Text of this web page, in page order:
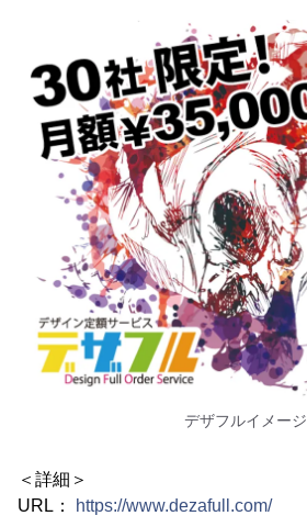
デザフルイメージ
＜詳細＞
URL：
https://www.dezafull.com/